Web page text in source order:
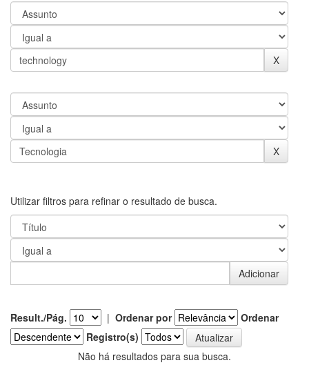
Utilizar filtros para refinar o resultado de busca.
Result./Pág. | Ordenar por
Ordenar
Registro(s)
Não há resultados para sua busca.